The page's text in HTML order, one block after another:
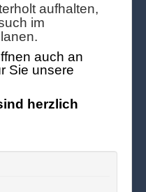
aufhalten,
im
auch an
Sie unsere
herzlich